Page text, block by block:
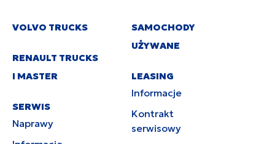
VOLVO TRUCKS
RENAULT TRUCKS
I MASTER
SERWIS
Naprawy
SAMOCHODY
UŻYWANE
LEASING
Informacje
Kontrakt
serwisowy